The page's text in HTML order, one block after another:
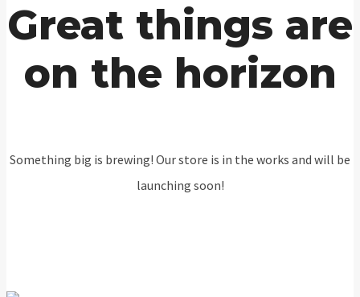
Great things are
on the horizon
Something big is brewing! Our store is in the works and will be
launching soon!